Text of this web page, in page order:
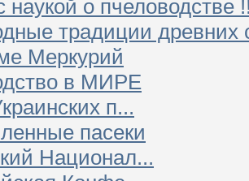
наукой о пчеловодстве
традиции древних
Меркурий
в МИРЕ
п...
пасеки
Национал...